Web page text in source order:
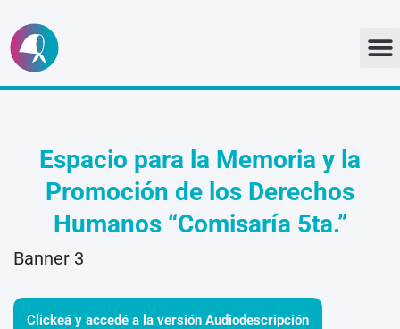
Ir
al
Espacio para la Memoria y la
Promoción de los Derechos
Humanos“Comisaría 5ta.”
Banner 3
Clickeá y accedé a la versión Audiodescripción